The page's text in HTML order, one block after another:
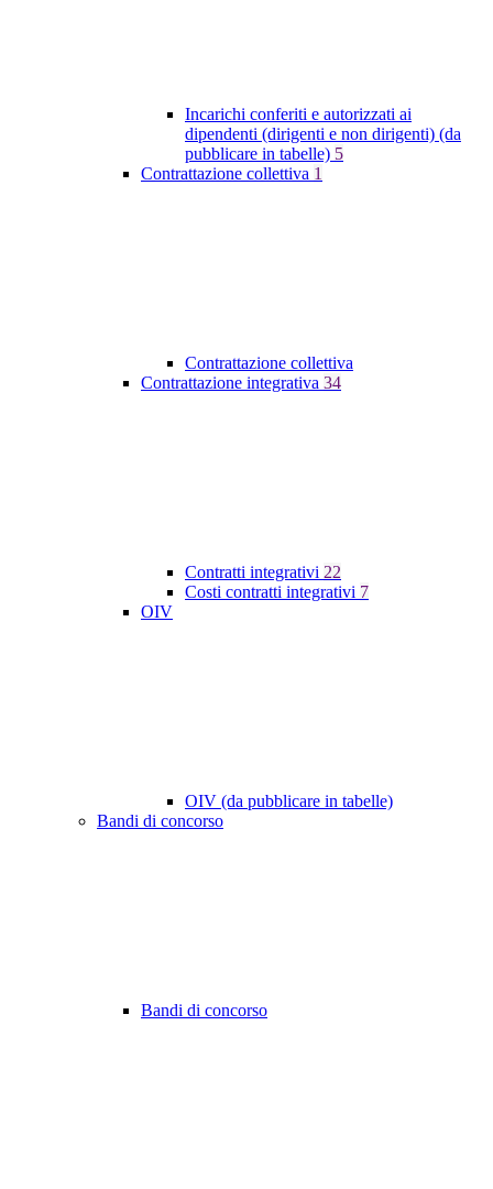
Incarichi conferiti e autorizzati ai
dipendenti (dirigenti e non dirigenti) (da
pubblicare in tabelle) 5
Contrattazione collettiva 1
Contrattazione collettiva
Contrattazione integrativa 34
Contratti integrativi 22
Costi contratti integrativi 7
OIV
OIV (da pubblicare in tabelle)
Bandi di concorso
Bandi di concorso